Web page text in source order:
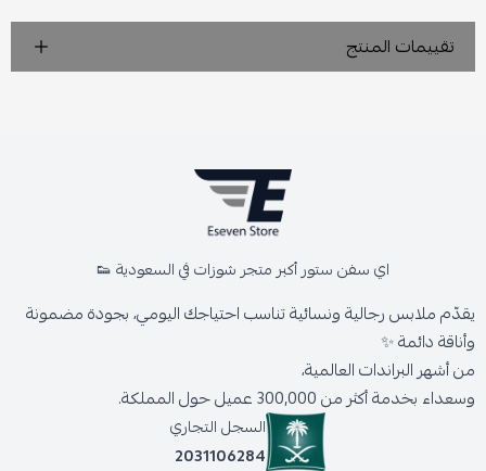
تقييمات المنتج
اي سفن ستور أكبر متجر شوزات في السعودية 👟
يقدّم ملابس رجالية ونسائية تناسب احتياجك اليومي، بجودة مضمونة
وأناقة دائمة ✨
من أشهر البراندات العالمية،
وسعداء بخدمة أكثر من 300,000 عميل حول المملكة.
السجل التجاري
2031106284